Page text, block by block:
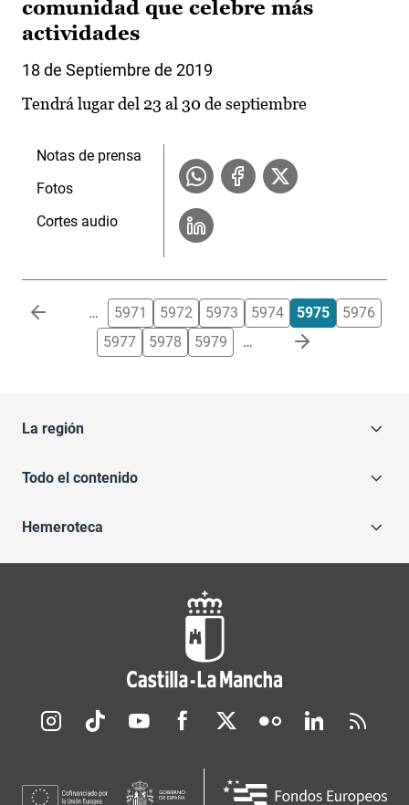
comunidad que celebre más
actividades
18 de Septiembre de 2019
Tendrá lugar del 23 al 30 de septiembre
Notas de prensa
Fotos
Cortes audio
Paginación … 5971 5972 5973 5974 5975
5976
5977
5978 5979 …
La región
Todo el contenido
Hemeroteca
Redes sociales JCCM